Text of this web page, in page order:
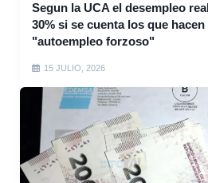
Segun la UCA el desempleo
30% si se cuenta los que
"autoempleo forzoso"
15 JULIO, 2026